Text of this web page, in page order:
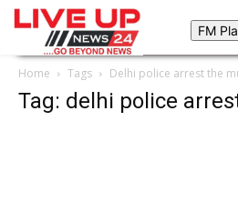
Home Tags Delhi police arrest the
Tag: delhi police